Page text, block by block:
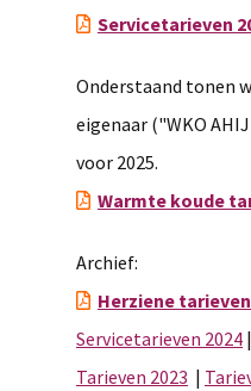
Servicetarieven
Onderstaand tonen
eigenaar ("WKO
voor 2025.
Warmte koude
Archief:
Herziene tarieven
Servicetarieven 2024 |
Tarieven 2023 |